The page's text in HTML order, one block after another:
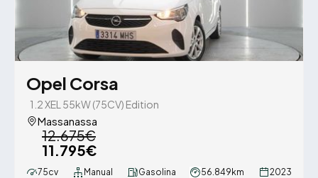
Opel Corsa
1.2 XEL 55kW (75CV) Edition
Massanassa
12.675€
11.795€
75cv Manual Gasolina 56.849km 2023